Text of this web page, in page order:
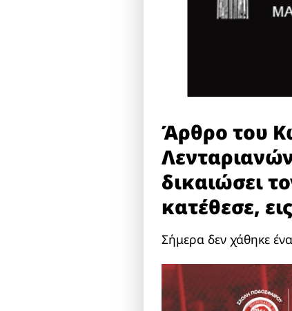
Άρθρο του
δικαιώσει
κατέθεσε,
Σήμερα δεν χάθηκε